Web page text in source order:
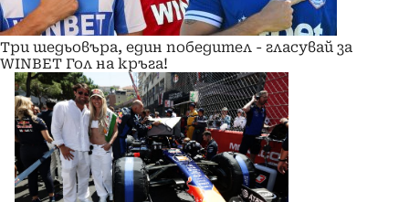
Три шедьовъра, един победител - гласувай за
WINBET Гол на кръга!